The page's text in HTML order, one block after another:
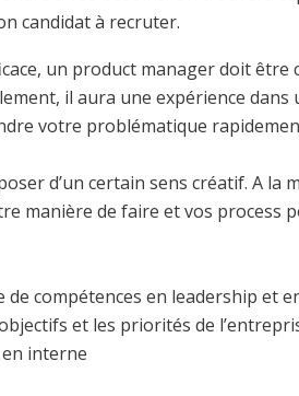
candidat à recruter.
un product manager doit être
il aura une expérience
votre problématique
d’un certain sens créatif. A la
manière de faire et vos process
compétences en leadership et
et les priorités de
interne